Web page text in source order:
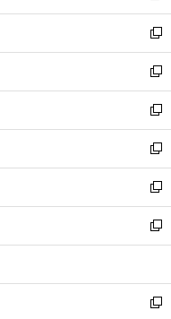
開
く
ウ
で
開
く
ン
ド
ウ
で
開
く
ウ
ィ
ン
ド
ウ
で
開
く
し
い
ウ
ィ
ン
ド
ウ
で
開
く
新
し
い
ウ
ィ
ン
ド
ウ
で
開
く
新
し
い
ウ
ィ
ン
ド
ウ
で
開
新
し
い
ウ
ィ
ン
ド
ウ
開
く
新
し
い
ウ
ィ
ン
ウ
で
新
し
い
ウ
ン
ド
新
し
ウ
ィ
新